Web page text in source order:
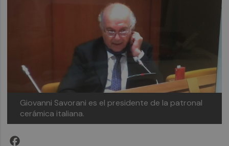
Giovanni Savorani es el presidente de la patronal
cerámica italiana.